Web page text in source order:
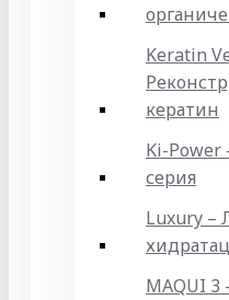
Keratin
кератин
Ki-Power
серия
Luxury –
MAQUI 3